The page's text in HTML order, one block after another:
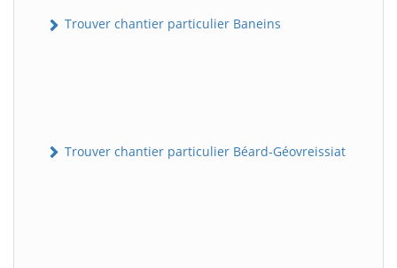
Trouver chantier particulier Baneins
Trouver chantier particulier Béard-Géovreissiat